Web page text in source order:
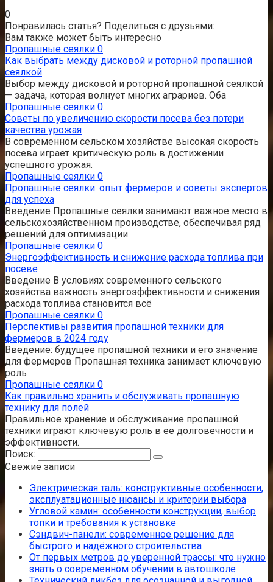
0
Понравилась статья? Поделиться с друзьями:
Вам также может быть интересно
Пропашные сеялки 0
Как выбрать между дисковой и роторной пропашной
сеялкой
Выбор между дисковой и роторной пропашной сеялкой
— задача, которая волнует многих аграриев. Оба
Пропашные сеялки 0
Советы по увеличению скорости посева без потери
качества урожая
В современном сельском хозяйстве высокая скорость
посева играет критическую роль в достижении
успешного урожая.
Пропашные сеялки 0
Пропашные сеялки: опыт фермеров и советы экспертов
для успеха
Введение Пропашные сеялки занимают важное место в
сельскохозяйственном производстве, обеспечивая ряд
решений для оптимизации
Пропашные сеялки 0
Энергоэффективность и снижение расхода топлива при
посеве
Введение В условиях современного сельского
хозяйства важность энергоэффективности и снижения
расхода топлива становится всё
Пропашные сеялки 0
Перспективы развития пропашной техники для
фермеров в 2024 году
Введение: будущее пропашной техники и его значение
для фермеров Пропашная техника занимает ключевую
роль
Пропашные сеялки 0
Как правильно хранить и обслуживать пропашную
технику для полей
Правильное хранение и обслуживание пропашной
техники играют ключевую роль в ее долговечности и
эффективности.
Поиск:
Свежие записи
Электрическая таль: конструктивные особенности,
эксплуатационные нюансы и критерии выбора
Угловой камин: особенности конструкции, выбор
топки и требования к установке
Сэндвич-панели: современное решение для
быстрого и надёжного строительства
От первых метров до уверенной трассы: что нужно
знать о современном обучении в автошколе